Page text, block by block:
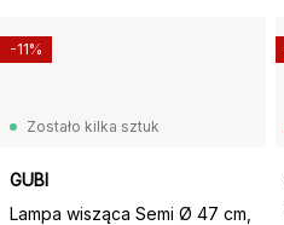
Zostało kilka sztuk
GUBI
Lampa wisząca Semi Ø 47 cm,
-11%